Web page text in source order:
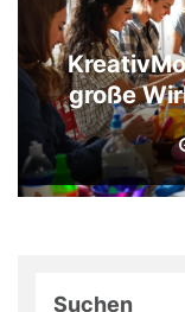
große
Suchen